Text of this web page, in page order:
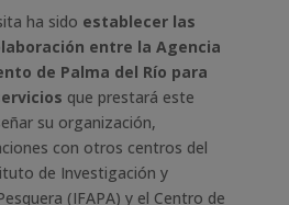
ha sido establecer las
entre la Agencia
de Palma del Río para
que prestará este
su organización,
con otros centros del
de Investigación y
(IFAPA) y el Centro de